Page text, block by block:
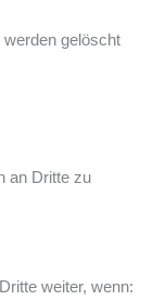
werden gelöscht
an Dritte zu
weiter, wenn: